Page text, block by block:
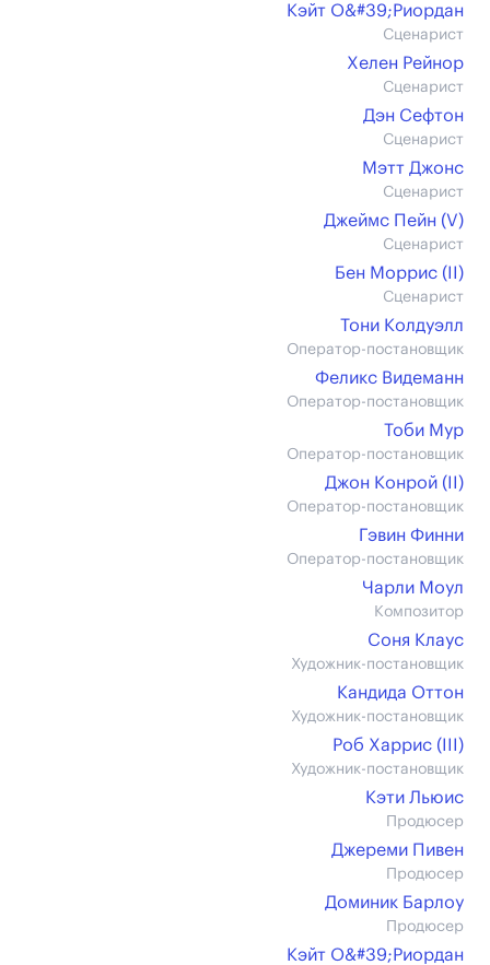
Кэйт О&#39;Риордан
Сценарист
Хелен Рейнор
Сценарист
Дэн Сефтон
Сценарист
Мэтт Джонс
Сценарист
Джеймс Пейн (V)
Сценарист
Бен Моррис (II)
Сценарист
Тони Колдуэлл
Оператор-постановщик
Феликс Видеманн
Оператор-постановщик
Тоби Мур
Оператор-постановщик
Джон Конрой (II)
Оператор-постановщик
Гэвин Финни
Оператор-постановщик
Чарли Моул
Композитор
Соня Клаус
Художник-постановщик
Кандида Оттон
Художник-постановщик
Роб Харрис (III)
Художник-постановщик
Кэти Льюис
Продюсер
Джереми Пивен
Продюсер
Доминик Барлоу
Продюсер
Кэйт О&#39;Риордан